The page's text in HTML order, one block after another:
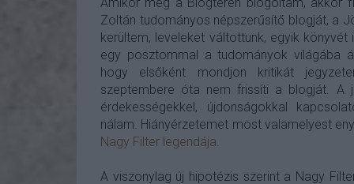
Zoltán tudományos népszerűsítő blogját, a
kerültem, leveleket váltottunk, egyik
egy posztommal a tudományok világába
hogy elsőként mondjon kritikát
szeptembere óta nem frissíti a blogját. A
érdekességekkel, újdonságokkal
nálam. Hiányérzetemet most valamelyest
Nagy Filter legendája.
A viszonylag új hipotézis szerint a Nagy